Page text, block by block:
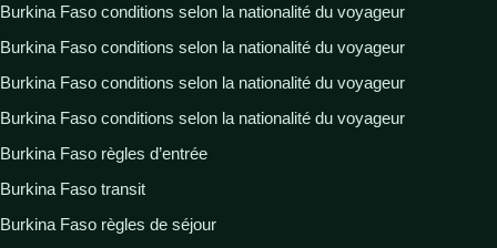
Burkina Faso conditions selon la nationalité du voyageur
Burkina Faso conditions selon la nationalité du voyageur
Burkina Faso conditions selon la nationalité du voyageur
Burkina Faso conditions selon la nationalité du voyageur
Burkina Faso règles d’entrée
Burkina Faso transit
Burkina Faso règles de séjour